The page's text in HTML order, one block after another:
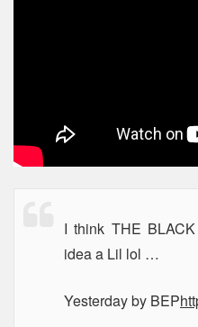
I think THE
idea a Lil lol …
Yesterday by BEP